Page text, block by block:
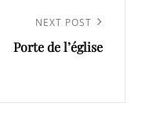
Post
NEXT POST
Porte de l’église